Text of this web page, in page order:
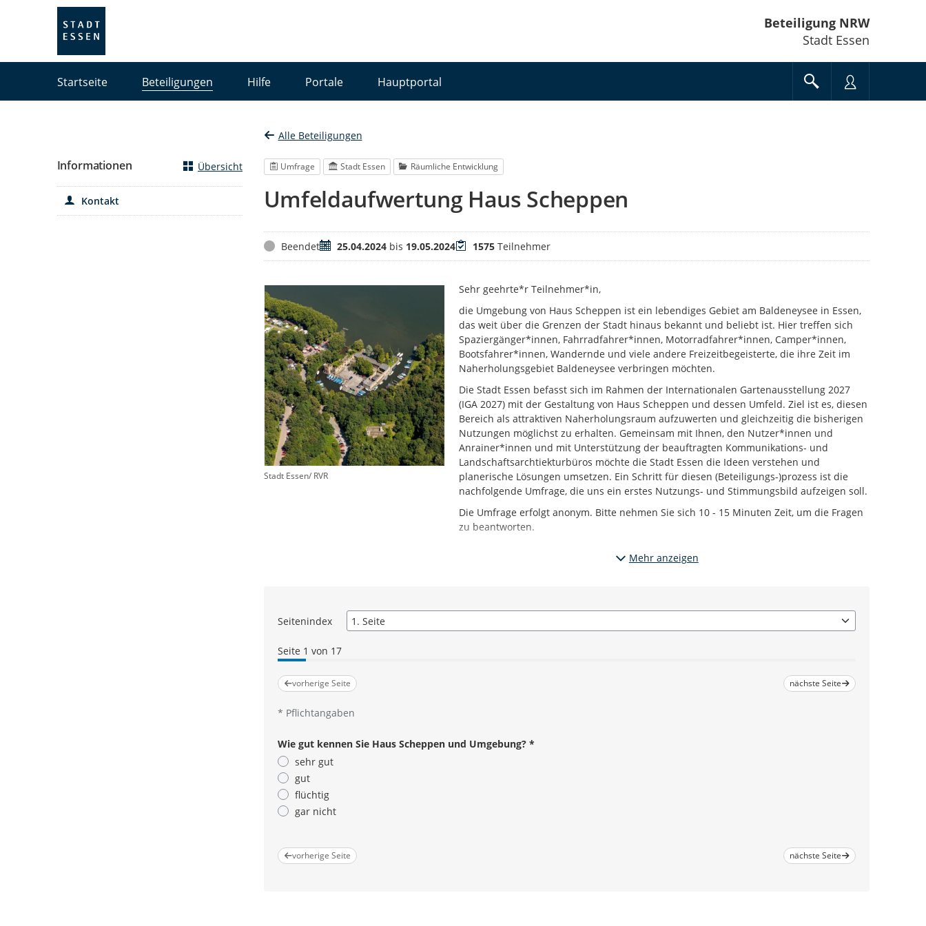
Beteiligung NRW
Stadt Essen
Startseite Beteiligungen Hilfe Portale Hauptportal
Alle Beteiligungen
Umfrage Stadt Essen Räumliche Entwicklung
Umfeldaufwertung Haus Scheppen
StatusBeendetZeitraum
25.04.2024bis 19.05.2024Teilnehmer
1575Teilnehmer
Stadt Essen/ RVR
Sehr geehrte*r Teilnehmer*in,
die Umgebung von Haus Scheppen ist ein lebendiges Gebiet am Baldeneysee in Essen,
das weit über die Grenzen der Stadt hinaus bekannt und beliebt ist. Hier treffen sich
Spaziergänger*innen, Fahrradfahrer*innen, Motorradfahrer*innen, Camper*innen,
Bootsfahrer*innen, Wandernde und viele andere Freizeitbegeisterte, die ihre Zeit im
Naherholungsgebiet Baldeneysee verbringen möchten.
Die Stadt Essen befasst sich im Rahmen der Internationalen Gartenausstellung 2027
(IGA 2027) mit der Gestaltung von Haus Scheppen und dessen Umfeld. Ziel ist es, diesen
Bereich als attraktiven Naherholungsraum aufzuwerten und gleichzeitig die bisherigen
Nutzungen möglichst zu erhalten. Gemeinsam mit Ihnen, den Nutzer*innen und
Anrainer*innen und mit Unterstützung der beauftragten Kommunikations- und
Landschaftsarchtiekturbüros möchte die Stadt Essen die Ideen verstehen und
planerische Lösungen umsetzen. Ein Schritt für diesen (Beteiligungs-)prozess ist die
nachfolgende Umfrage, die uns ein erstes Nutzungs- und Stimmungsbild aufzeigen soll.
Die Umfrage erfolgt anonym. Bitte nehmen Sie sich 10 - 15 Minuten Zeit, um die Fragen
zu beantworten.
weitere Informationen und zum anderen für eine mögliche weitere Teilnahme am
Mehr anzeigen
Seitenindex
Seite 1 von 17
vorherige Seite nächste Seite
* Pflichtangaben
Wie gut kennen Sie Haus Scheppen und Umgebung?*
sehr gut
gut
flüchtig
gar nicht
vorherige Seite nächste Seite
Informationen Übersicht
Kontakt